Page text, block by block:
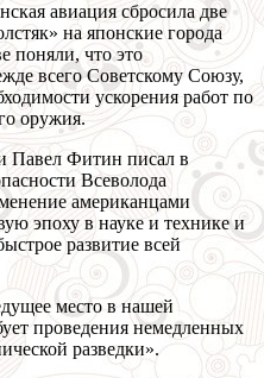
авиация сбросила две
на японские города
поняли, что это
всего Советскому Союзу,
ускорения работ по
оружия.
Павел Фитин писал в
Всеволода
американцами
эпоху в науке и технике и
развитие всей
место в нашей
проведения немедленных
разведки».